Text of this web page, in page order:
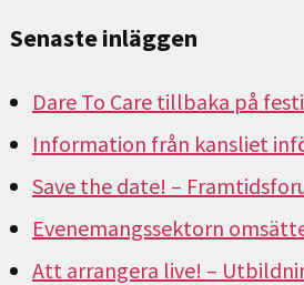
Senaste inläggen
Dare To Care tillbaka på
Information från kansliet
Save the date! –
Evenemangssektorn
Att arrangera live! –